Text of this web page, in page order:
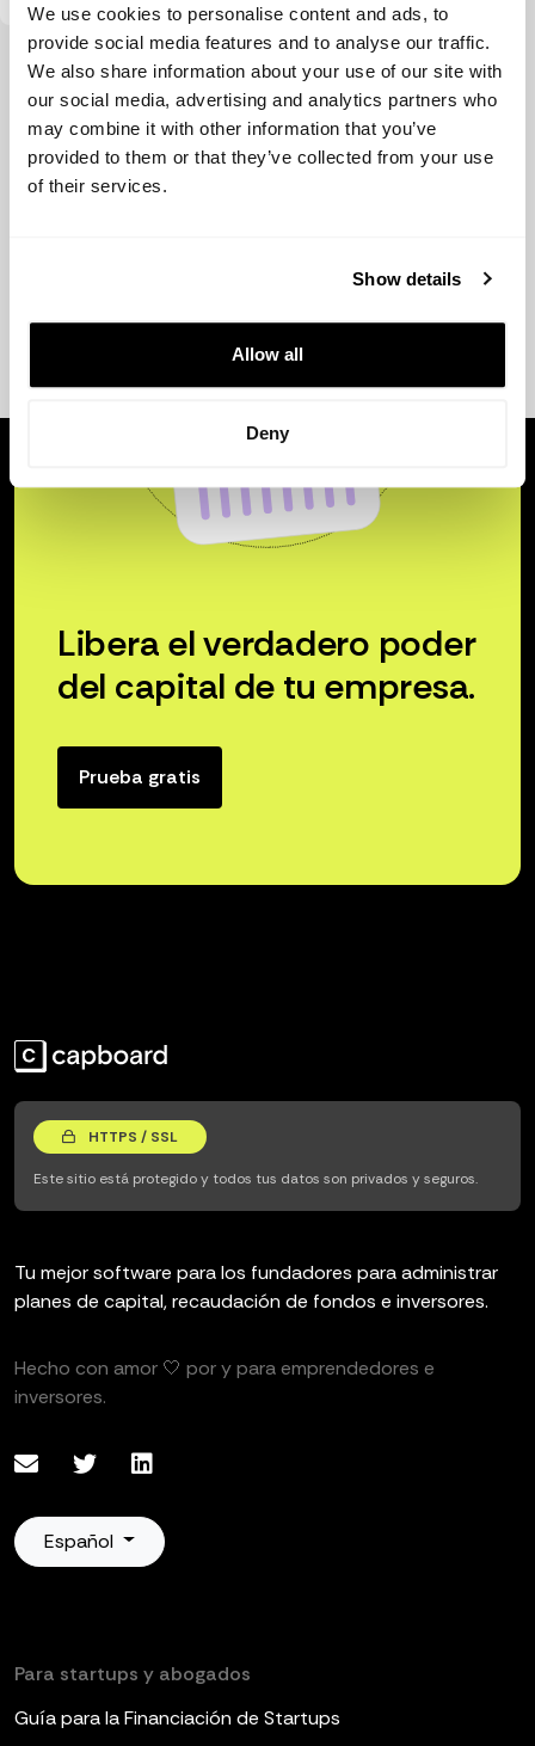
We use cookies to personalise content and ads, to
provide social media features and to analyse our traffic.
We also share information about your use of our site with
our social media, advertising and analytics partners who
may combine it with other information that you’ve
provided to them or that they’ve collected from your use
of their services.
Show details
Allow all
Deny
Ver más
Libera el verdadero poder
del capital de tu empresa.
Prueba gratis
HTTPS / SSL
Este sitio está protegido y todos tus datos son privados y seguros.
Tu mejor software para los fundadores para administrar
planes de capital, recaudación de fondos e inversores.
Hecho con amor 🤍 por y para emprendedores e
inversores.
Español
Para startups y abogados
Guía para la Financiación de Startups